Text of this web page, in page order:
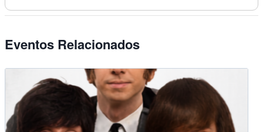
Eventos Relacionados